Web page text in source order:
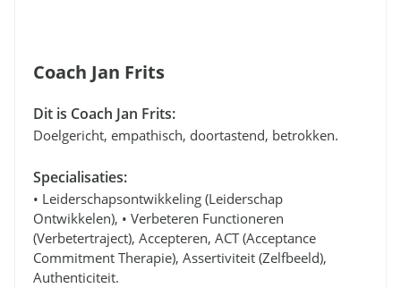
Coach Jan Frits
Dit is Coach Jan Frits:
Doelgericht, empathisch, doortastend, betrokken.
Specialisaties:
• Leiderschapsontwikkeling (leiderschap
Ontwikkelen), • Verbeteren Functioneren
(verbetertraject), Accepteren, ACT (Acceptance
Commitment Therapie), Assertiviteit (zelfbeeld),
Authenticiteit.